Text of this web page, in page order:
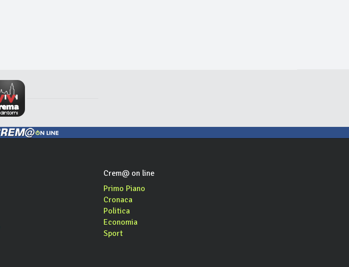
Crem@ on line
Primo Piano
Cronaca
Politica
Economia
Sport